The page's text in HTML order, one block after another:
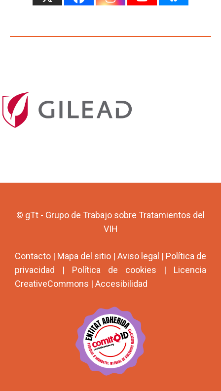
© gTt - Grupo de Trabajo sobre Tratamientos del
VIH
Contacto | Mapa del sitio | Aviso legal | Política de
privacidad | Política de cookies | Licencia
CreativeCommons | Accesibilidad